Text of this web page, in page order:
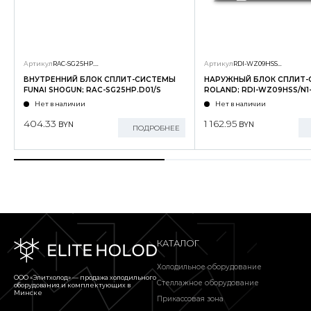
Артикул RAC-SG25HP.D01/S
ВНУТРЕННИЙ БЛОК СПЛИТ-СИСТЕМЫ
FUNAI SHOGUN; RAC-SG25HP.D01/S
Нет в наличии
404.33 BYN ПОДРОБНЕЕ
Артикул RDI-WZ09HSS/N1-OUT
НАРУЖНЫЙ БЛОК
ROLAND; RDI-WZ09HSS/
Нет в наличии
1 162.95 BYN
ООО «Элитхолод» ― продажа холодильного
оборудования и комплектующих в
Минске
КАТАЛОГ
Холодильное оборудование
Стеллажное оборудование
Прикассовая зона